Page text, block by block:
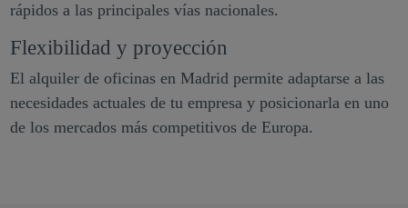
rápidos a las principales vías nacionales.
Flexibilidad y proyección
El alquiler de oficinas en Madrid permite adaptarse a las
necesidades actuales de tu empresa y posicionarla en uno
de los mercados más competitivos de Europa.